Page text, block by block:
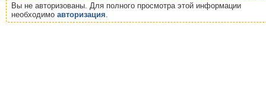
Вы не авторизованы. Для полного просмотра этой информации
необходимо авторизация.